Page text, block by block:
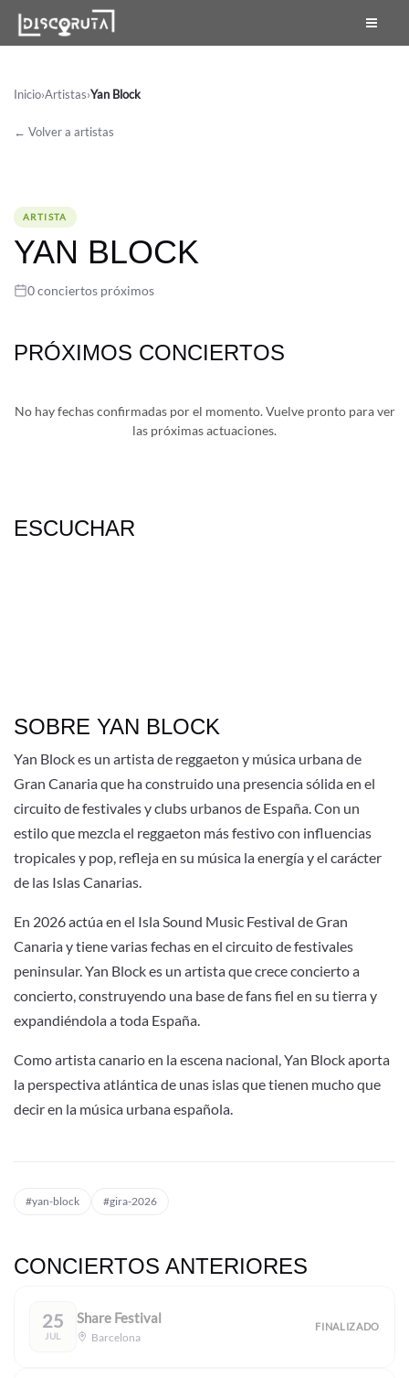
content
Inicio›Artistas›Yan Block
← Volver a artistas
ARTISTA
YAN BLOCK
0 conciertos próximos
PRÓXIMOS CONCIERTOS
No hay fechas confirmadas por el momento. Vuelve pronto para ver
las próximas actuaciones.
ESCUCHAR
SOBRE YAN BLOCK
Yan Block es un artista de reggaeton y música urbana de
Gran Canaria que ha construido una presencia sólida en el
circuito de festivales y clubs urbanos de España. Con un
estilo que mezcla el reggaeton más festivo con influencias
tropicales y pop, refleja en su música la energía y el carácter
de las Islas Canarias.
En 2026 actúa en el Isla Sound Music Festival de Gran
Canaria y tiene varias fechas en el circuito de festivales
peninsular. Yan Block es un artista que crece concierto a
concierto, construyendo una base de fans fiel en su tierra y
expandiéndola a toda España.
Como artista canario en la escena nacional, Yan Block aporta
la perspectiva atlántica de unas islas que tienen mucho que
decir en la música urbana española.
#yan-block #gira-2026
CONCIERTOS ANTERIORES
25
JUL
Share Festival
Barcelona
FINALIZADO